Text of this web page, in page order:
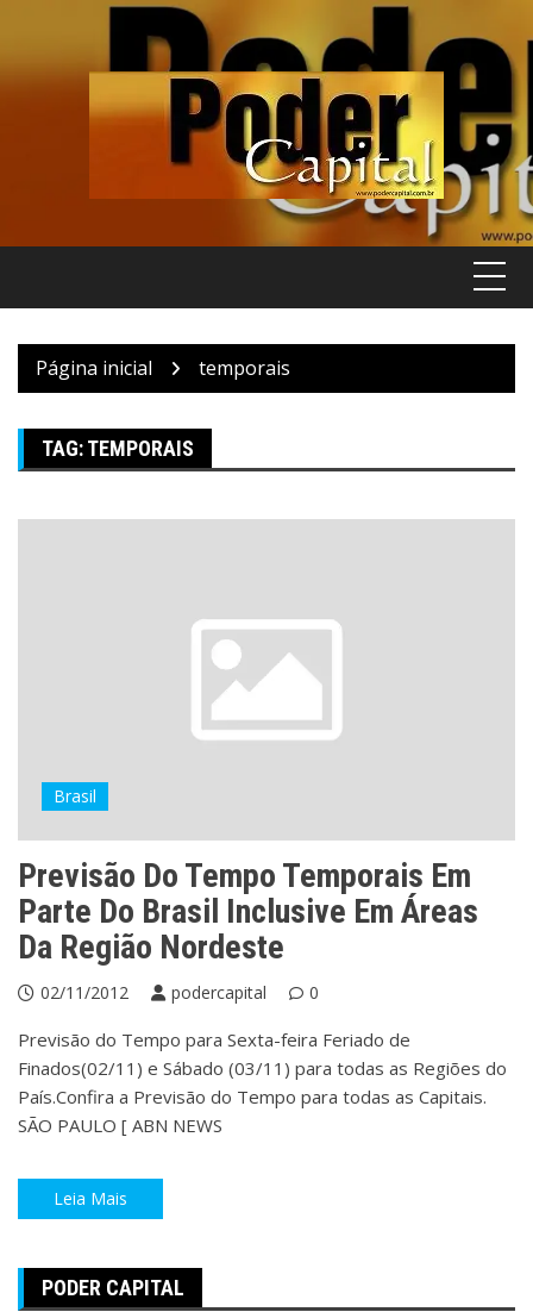
Página inicial temporais
TAG:TEMPORAIS
Brasil
Previsão Do Tempo Temporais Em
Parte Do Brasil Inclusive Em Áreas
Da Região Nordeste
02/11/2012 podercapital 0
Previsão do Tempo para Sexta-feira Feriado de
Finados(02/11) e Sábado (03/11) para todas as Regiões do
País.Confira a Previsão do Tempo para todas as Capitais.
SÃO PAULO [ ABN NEWS
Leia Mais
PODER CAPITAL